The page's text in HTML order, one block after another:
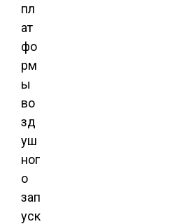
пл
ат
фо
рм
ы
во
зд
уш
ног
о
зап
уск